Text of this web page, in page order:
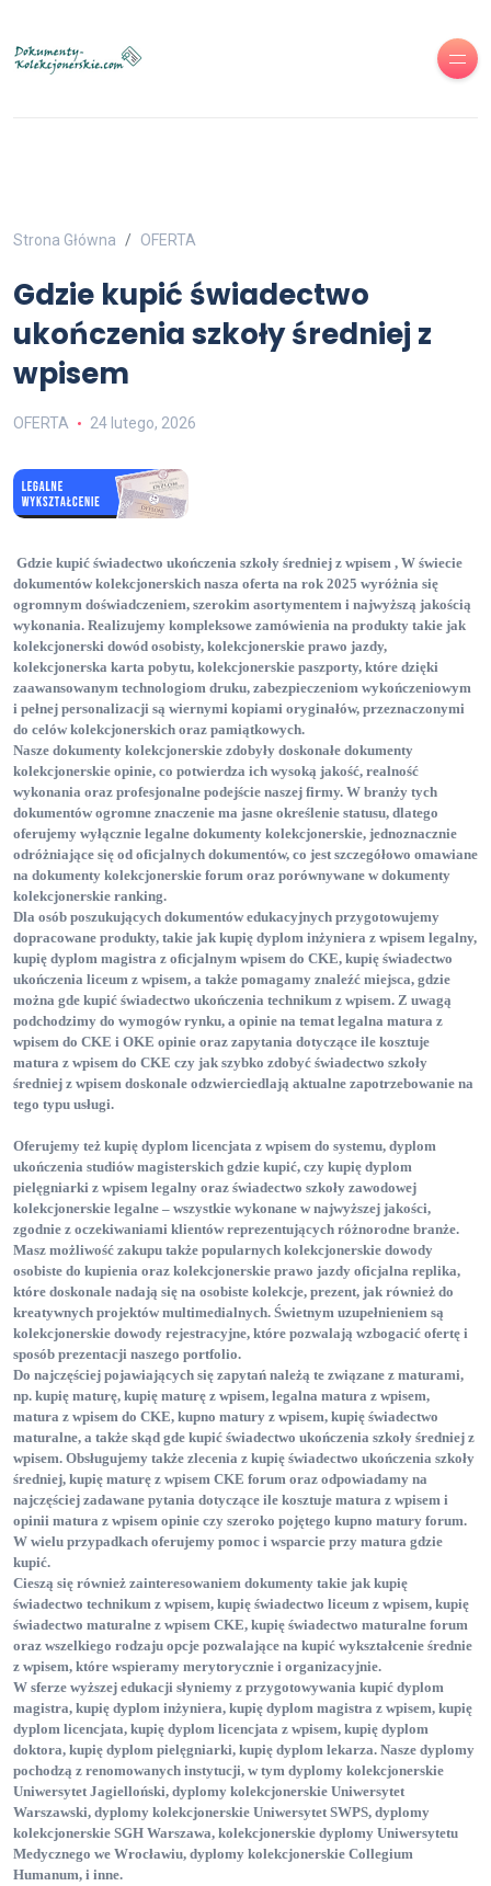
Strona Główna OFERTA
Gdzie kupić świadectwo
ukończenia szkoły średniej z
wpisem
OFERTA 24 lutego, 2026
Gdzie kupić świadectwo ukończenia szkoły średniej z wpisem , W świecie
dokumentów kolekcjonerskich nasza oferta na rok 2025 wyróżnia się
ogromnym doświadczeniem, szerokim asortymentem i najwyższą jakością
wykonania. Realizujemy kompleksowe zamówienia na produkty takie jak
kolekcjonerski dowód osobisty, kolekcjonerskie prawo jazdy,
kolekcjonerska karta pobytu, kolekcjonerskie paszporty, które dzięki
zaawansowanym technologiom druku, zabezpieczeniom wykończeniowym
i pełnej personalizacji są wiernymi kopiami oryginałów, przeznaczonymi
do celów kolekcjonerskich oraz pamiątkowych.
Nasze dokumenty kolekcjonerskie zdobyły doskonałe dokumenty
kolekcjonerskie opinie, co potwierdza ich wysoką jakość, realność
wykonania oraz profesjonalne podejście naszej firmy. W branży tych
dokumentów ogromne znaczenie ma jasne określenie statusu, dlatego
oferujemy wyłącznie legalne dokumenty kolekcjonerskie, jednoznacznie
odróżniające się od oficjalnych dokumentów, co jest szczegółowo omawiane
na dokumenty kolekcjonerskie forum oraz porównywane w dokumenty
kolekcjonerskie ranking.
Dla osób poszukujących dokumentów edukacyjnych przygotowujemy
dopracowane produkty, takie jak kupię dyplom inżyniera z wpisem legalny,
kupię dyplom magistra z oficjalnym wpisem do CKE, kupię świadectwo
ukończenia liceum z wpisem, a także pomagamy znaleźć miejsca, gdzie
można gde kupić świadectwo ukończenia technikum z wpisem. Z uwagą
podchodzimy do wymogów rynku, a opinie na temat legalna matura z
wpisem do CKE i OKE opinie oraz zapytania dotyczące ile kosztuje
matura z wpisem do CKE czy jak szybko zdobyć świadectwo szkoły
średniej z wpisem doskonale odzwierciedlają aktualne zapotrzebowanie na
tego typu usługi.
Oferujemy też kupię dyplom licencjata z wpisem do systemu, dyplom
ukończenia studiów magisterskich gdzie kupić, czy kupię dyplom
pielęgniarki z wpisem legalny oraz świadectwo szkoły zawodowej
kolekcjonerskie legalne – wszystkie wykonane w najwyższej jakości,
zgodnie z oczekiwaniami klientów reprezentujących różnorodne branże.
Masz możliwość zakupu także popularnych kolekcjonerskie dowody
osobiste do kupienia oraz kolekcjonerskie prawo jazdy oficjalna replika,
które doskonale nadają się na osobiste kolekcje, prezent, jak również do
kreatywnych projektów multimedialnych. Świetnym uzupełnieniem są
kolekcjonerskie dowody rejestracyjne, które pozwalają wzbogacić ofertę i
sposób prezentacji naszego portfolio.
Do najczęściej pojawiających się zapytań należą te związane z maturami,
np. kupię maturę, kupię maturę z wpisem, legalna matura z wpisem,
matura z wpisem do CKE, kupno matury z wpisem, kupię świadectwo
maturalne, a także skąd gde kupić świadectwo ukończenia szkoły średniej z
wpisem. Obsługujemy także zlecenia z kupię świadectwo ukończenia szkoły
średniej, kupię maturę z wpisem CKE forum oraz odpowiadamy na
najczęściej zadawane pytania dotyczące ile kosztuje matura z wpisem i
opinii matura z wpisem opinie czy szeroko pojętego kupno matury forum.
W wielu przypadkach oferujemy pomoc i wsparcie przy matura gdzie
kupić.
Cieszą się również zainteresowaniem dokumenty takie jak kupię
świadectwo technikum z wpisem, kupię świadectwo liceum z wpisem, kupię
świadectwo maturalne z wpisem CKE, kupię świadectwo maturalne forum
oraz wszelkiego rodzaju opcje pozwalające na kupić wykształcenie średnie
z wpisem, które wspieramy merytorycznie i organizacyjnie.
W sferze wyższej edukacji słyniemy z przygotowywania kupić dyplom
magistra, kupię dyplom inżyniera, kupię dyplom magistra z wpisem, kupię
dyplom licencjata, kupię dyplom licencjata z wpisem, kupię dyplom
doktora, kupię dyplom pielęgniarki, kupię dyplom lekarza. Nasze dyplomy
pochodzą z renomowanych instytucji, w tym dyplomy kolekcjonerskie
Uniwersytet Jagielloński, dyplomy kolekcjonerskie Uniwersytet
Warszawski, dyplomy kolekcjonerskie Uniwersytet SWPS, dyplomy
kolekcjonerskie SGH Warszawa, kolekcjonerskie dyplomy Uniwersytetu
Medycznego we Wrocławiu, dyplomy kolekcjonerskie Collegium
Humanum, i inne.